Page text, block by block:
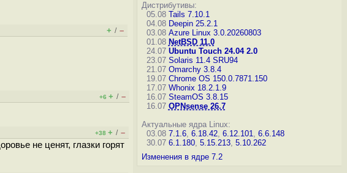
+ / –
+6 + / –
+38 + / –
не ценят, глазки горят
Дистрибутивы:
05.08 Tails 7.10.1
04.08 Deepin 25.2.1
03.08 Azure Linux 3.0.20260803
01.08 NetBSD 11.0
24.07 Ubuntu Touch 24.04 2.0
23.07 Solaris 11.4 SRU94
21.07 Omarchy 3.8.4
19.07 Chrome OS 150.0.7871.150
17.07 Whonix 18.2.1.9
16.07 SteamOS 3.8.15
16.07 OPNsense 26.7
Актуальные ядра Linux:
03.08 7.1.6, 6.18.42, 6.12.101, 6.6.148
30.07 6.1.180, 5.15.213, 5.10.262
Изменения в ядре 7.2